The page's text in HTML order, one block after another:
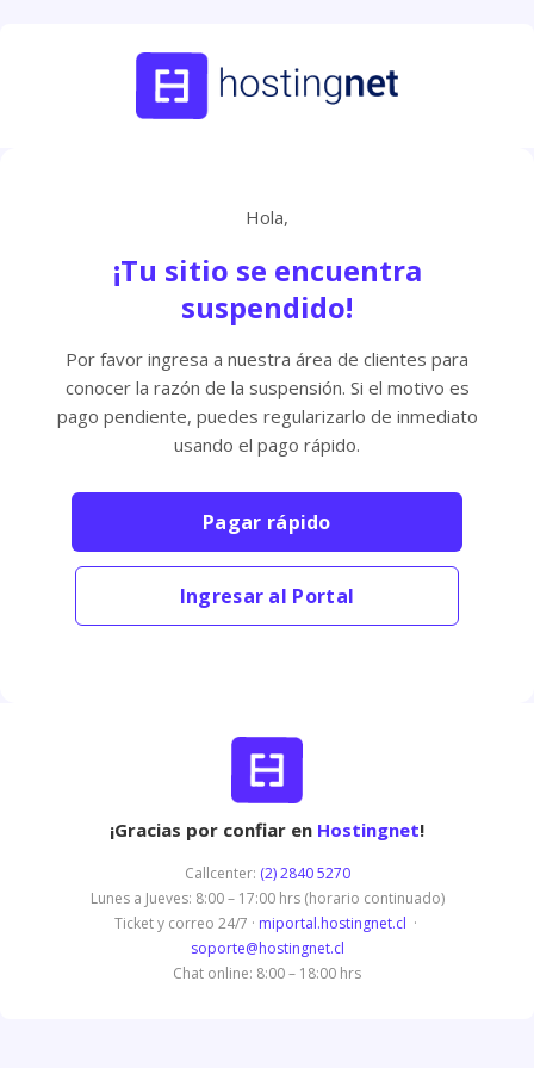
Hola,
¡Tu sitio se encuentra
suspendido!
Por favor ingresa a nuestra área de clientes para
conocer la razón de la suspensión. Si el motivo es
pago pendiente, puedes regularizarlo de inmediato
usando el pago rápido.
Pagar rápido
Ingresar al Portal
¡Gracias por confiar en Hostingnet!
Callcenter: (2) 2840 5270
Lunes a Jueves: 8:00 – 17:00 hrs (horario continuado)
Ticket y correo 24/7 · miportal.hostingnet.cl ·
soporte@hostingnet.cl
Chat online: 8:00 – 18:00 hrs